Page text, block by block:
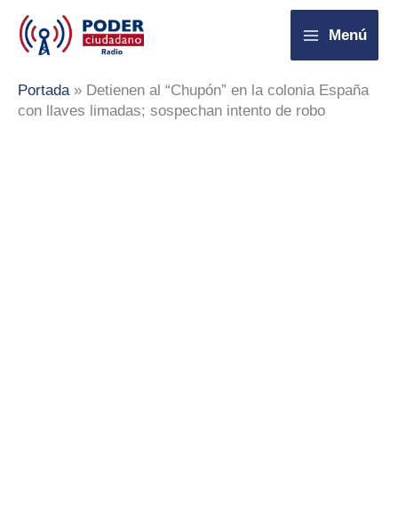
contenido
Menú
Portada» Detienen al “Chupón” en la colonia España
con llaves limadas; sospechan intento de robo